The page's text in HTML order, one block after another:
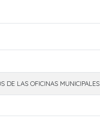
DE LAS OFICINAS MUNICIPALES